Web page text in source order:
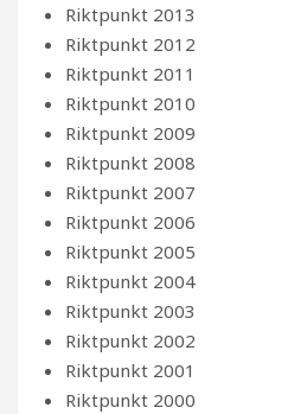
Riktpunkt 2013
Riktpunkt 2012
Riktpunkt 2011
Riktpunkt 2010
Riktpunkt 2009
Riktpunkt 2008
Riktpunkt 2007
Riktpunkt 2006
Riktpunkt 2005
Riktpunkt 2004
Riktpunkt 2003
Riktpunkt 2002
Riktpunkt 2001
Riktpunkt 2000